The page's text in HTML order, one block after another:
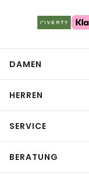
DAMEN
HERREN
SERVICE
BERATUNG